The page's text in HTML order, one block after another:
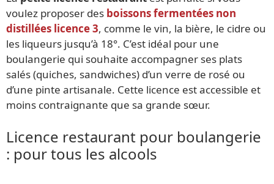
voulez proposer des boissons fermentées non
distillées licence 3, comme le vin, la bière, le cidre ou
les liqueurs jusqu’à 18°. C’est idéal pour une
boulangerie qui souhaite accompagner ses plats
salés (quiches, sandwiches) d’un verre de rosé ou
d’une pinte artisanale. Cette licence est accessible et
moins contraignante que sa grande sœur.
Licence restaurant pour boulangerie
: pour tous les alcools